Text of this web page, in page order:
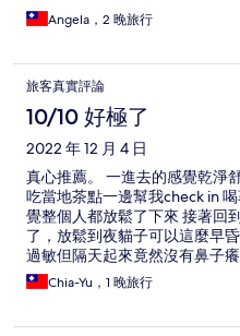
Angela，2 晚旅行
旅客真實評論
10/10 好極了
2022 年 12 月 4 日
真心推薦。 一進去的感覺乾淨
吃當地茶點一邊幫我check in
覺整個人都放鬆了下來 接著回
了，放鬆到夜貓子可以這麼早
過敏但隔天起來竟然沒有鼻子
住台北金普頓大安。 代表著這
聽著民宿主人一邊分享食物的
Chia-Yu，1 晚旅行